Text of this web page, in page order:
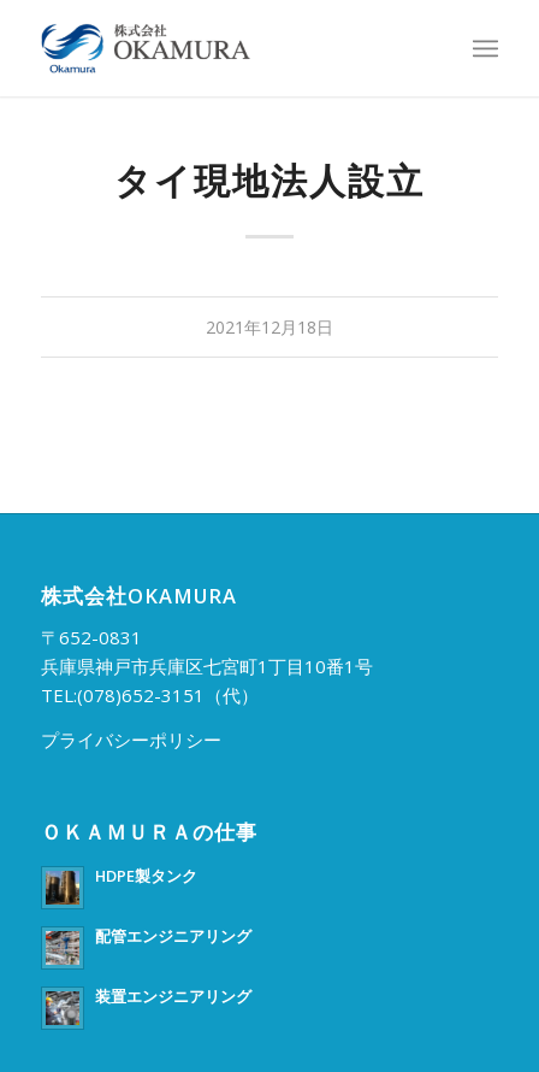
タイ現地法人設立
2021年12月18日
株式会社OKAMURA
〒652-0831
兵庫県神戸市兵庫区七宮町1丁目10番1号
TEL:(078)652-3151（代）
プライバシーポリシー
ＯＫＡＭＵＲＡの仕事
HDPE製タンク
配管エンジニアリング
装置エンジニアリング